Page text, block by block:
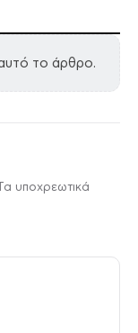
το άρθρο.
υποχρεωτικά